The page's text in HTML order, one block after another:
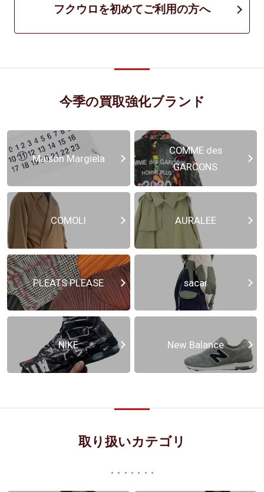
フクウロを初めてご利用の方へ
今季の買取強化ブランド
Maison Margiela
COMME des
GARCONS
COMOLI AURALEE
PLEATS PLEASE sacai
NIKE New Balance
取り扱いカテゴリ